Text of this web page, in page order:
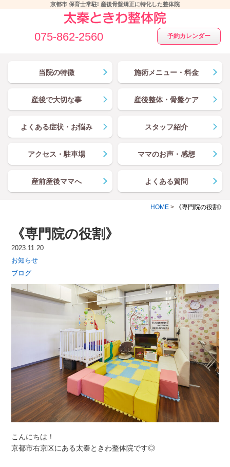
京都市 保育士常駐! 産後骨盤矯正に特化した整体院
075-862-2560 予約カレンダー
当院の特徴 施術メニュー・料金
産後で大切な事 産後整体・骨盤ケア
よくある症状・お悩み スタッフ紹介
アクセス・駐車場 ママのお声・感想
産前産後ママへ よくある質問
HOME > 《専門院の役割》
《専門院の役割》
2023.11.20
お知らせ
ブログ
こんにちは！
京都市右京区にある太秦ときわ整体院です◎